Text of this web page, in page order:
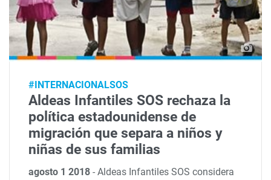
#INTERNACIONALSOS
Aldeas Infantiles SOS rechaza la
política estadounidense de
migración que separa a niños y
niñas de sus familias
agosto 1 2018-Aldeas Infantiles SOS considera